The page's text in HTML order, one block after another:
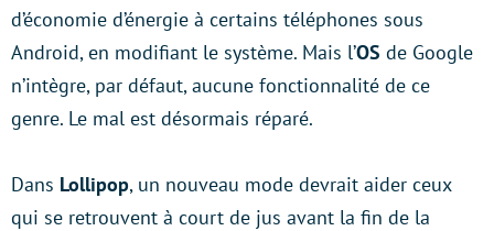
d’économie d’énergie à certains téléphones sous
Android, en modifiant le système. Mais l’OS de Google
n’intègre, par défaut, aucune fonctionnalité de ce
genre. Le mal est désormais réparé.
Dans Lollipop, un nouveau mode devrait aider ceux
qui se retrouvent à court de jus avant la fin de la